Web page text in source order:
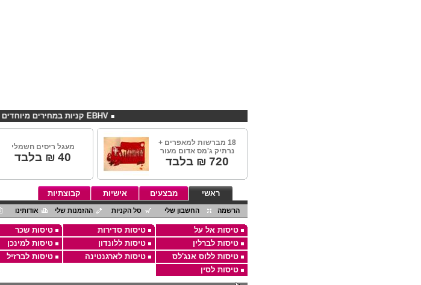
EBHV קניות במחירים מיוחדים באתר
18 מברשות למאפרים +
נרתיק ג'מס אדום מעור
720 ₪ בלבד
מעגל ריסים חשמלי
40 ₪ בלבד
ראשי מבצעים אישיות קבוצתיות
הרשמה החשבון שלי סל הקניות ההזמנות שלי אודותינו
טיסות אל על טיסות סדירות טיסות שכר
טיסות לברלין
טיסות ללונדון טיסות למינכן
טיסות ללוס אנג'לס
טיסות לארגנטינה טיסות לברזיל
טיסות לסין